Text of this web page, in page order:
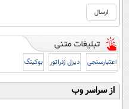
اعتبارسنجی دیزل ژنراتور بوکینگ
از سراسر وب